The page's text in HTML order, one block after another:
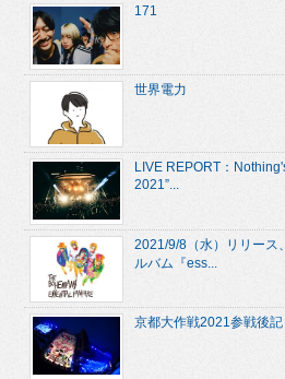
171
世界電力
LIVE REPORT：
2021”...
2021/9/8（水）リリース
ルバム『ess...
京都大作戦2021参戦後記